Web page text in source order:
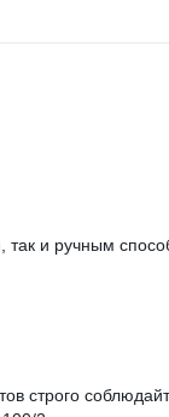
и ручным
строго